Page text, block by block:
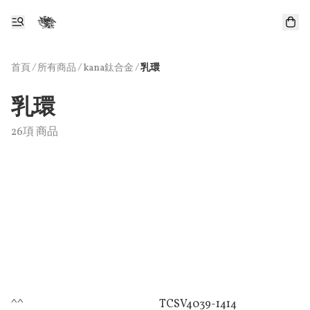
首頁/ 所有商品 / kana鈦合金 /乳環
乳環
26項 商品
^^ TCSV4039-1414